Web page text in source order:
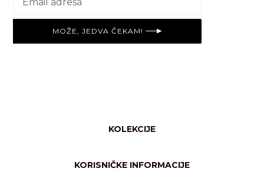
MOŽE, JEDVA ČEKAM!
KOLEKCIJE
Njega tijela
KORISNIČKE INFORMACIJE